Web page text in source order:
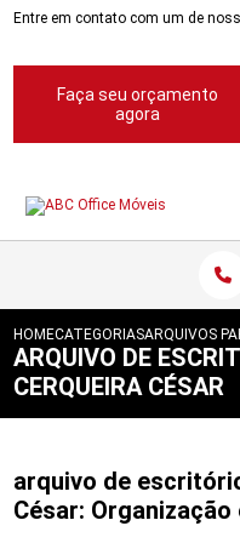
Entre em contato com um de
Faça seu orçamento
agora
HOMECATEGORIASARQUIVOS
ARQUIVO DE
CERQUEIRA CÉSAR
arquivo de
César: